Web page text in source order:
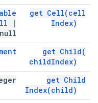
get Cell(cell
Index)
|
null
get Child(
childIndex)
get Child
Index(child)